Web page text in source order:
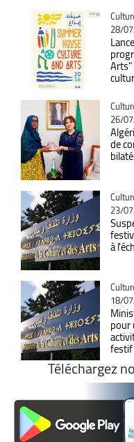
28/
26/
de
23/
à
18/
pour
festif
Téléchargez